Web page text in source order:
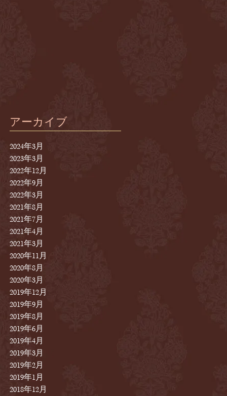
アーカイブ
2024年3月
2023年3月
2022年12月
2022年9月
2022年3月
2021年8月
2021年7月
2021年4月
2021年3月
2020年11月
2020年8月
2020年3月
2019年12月
2019年9月
2019年8月
2019年6月
2019年4月
2019年3月
2019年2月
2019年1月
2018年12月